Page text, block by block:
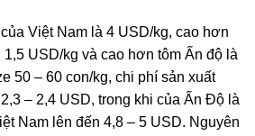
Việt Nam là 4 USD/kg, cao hơn
USD/kg và cao hơn tôm Ấn độ là
50 – 60 con/kg, chi phí sản xuất
– 2,4 USD, trong khi của Ấn Độ là
Nam lên đến 4,8 – 5 USD. Nguyên